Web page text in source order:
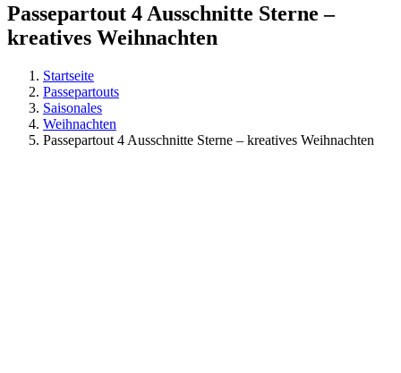
Passepartout 4 Ausschnitte Sterne –
kreatives Weihnachten
Startseite
Passepartouts
Saisonales
Weihnachten
Passepartout 4 Ausschnitte Sterne – kreatives Weihnachten